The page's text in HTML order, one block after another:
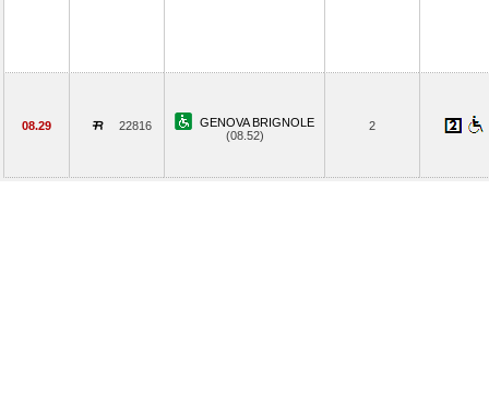
08.29 22816
GENOVA BRIGNOLE
(08.52)
2